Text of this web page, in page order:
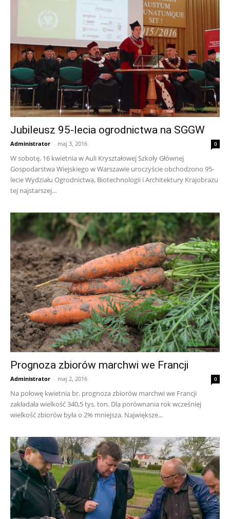
Jubileusz 95-lecia ogrodnictwa na SGGW
Administrator - maj 3, 2016 0
W sobotę, 16 kwietnia w Auli Kryształowej Szkoły Głównej
Gospodarstwa Wiejskiego w Warszawie uroczyście obchodzono 95-
lecie Wydziału Ogrodnictwa, Biotechnologii i Architektury Krajobrazu
tej najstarszej...
Prognoza zbiorów marchwi we Francji
Administrator - maj 2, 2016 0
Na połowę kwietnia br. prognoza zbiorów marchwi we Francji
zakładała wielkość 340,5 tys. ton. Dla porównania rok wcześniej
wielkość zbiorów była o 2% mniejsza. Największe...